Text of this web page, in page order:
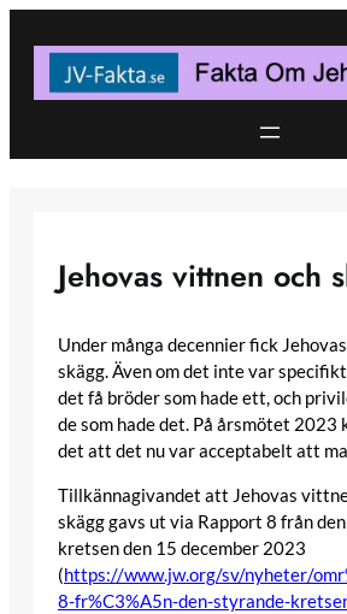
content
Jehovas vittnen och
Under många decennier fick
skägg. Även om det inte var
det få bröder som hade ett, och
de som hade det. På årsmötet 2023
det att det nu var acceptabelt att
Tillkännagivandet att Jehovas
skägg gavs ut via Rapport 8 från
kretsen den 15 december 2023
(https://www.jw.org/sv/nyheter/
8-fr%C3%A5n-den-styrande-